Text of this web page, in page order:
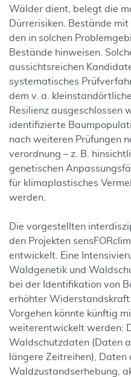
Wälder dient, belegt die
Dürre­risiken. Bestände
den in solchen
Be­stände hin­weisen.
aussichtsreichen
systematisches
dem v. a.
Resilienz ausgeschlossen
identifizierte
nach weiteren Prüfungen
verordnung – z. B.
genetischen
für klima­plastisches
werden.
Die vorgestellten
den Projekten
entwickelt. Eine
Waldgenetik und
bei der Identifikation von
erhöhter
Vorgehen könnte künftig
weiterentwickelt werden:
Waldschutzdaten (Daten
längere Zeitreihen), Daten
Waldzustandserhebung,